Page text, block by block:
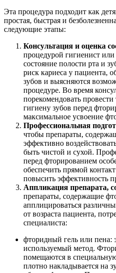
Эта процедура подходит как
простая, быстрая и
следующие этапы:
Консультация и оценка
процедурой гигиенист или
состояние полости рта и
риск кариеса у пациента,
зубов и выясняются
процедуре. Во время
порекомендовать
гигиену зубов перед
максимальное усвоение
Профессиональная
чтобы препараты,
эффективно
быть чистой и сухой.
перед фторированием
обеспечить прямой
повысить эффективность
Аппликация препарата,
препараты, содержащие
апплицироваться
от возраста пациента,
специалиста:
фторидный гель или пена:
используемый метод.
помещаются в
плотно накладывается на